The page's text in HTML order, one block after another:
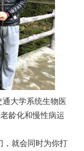
大学系统生物医
龄化和慢性病运
，就会同时为你打